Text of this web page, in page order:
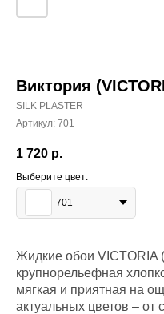
Виктория
SILK PLASTER
Артикул: 701
1 720 р.
Выберите цвет:
701
Жидкие обои
крупнорельефная
мягкая и приятная на
актуальных цветов –